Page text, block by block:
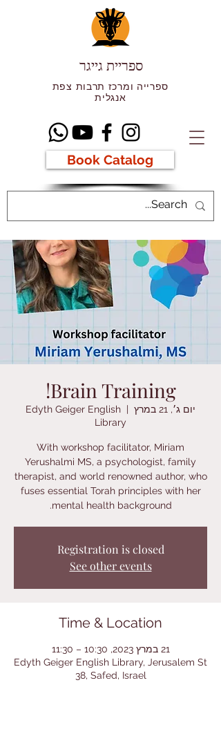
ספריית גייגר
ספרייה ומרכז תרבות צפת
אנגלית
Book Catalog
Brain Training!
יום ג׳, 21 במרץ
  |
Edyth Geiger English
Library
With workshop facilitator, Miriam
Yerushalmi MS, a psychologist, family
therapist, and world renowned author, who
fuses essential Torah principles with her
mental health background.
Registration is closed
See other events
Time & Location
21 במרץ 2023, 10:30 – 11:30
Edyth Geiger English Library, Jerusalem St
38, Safed, Israel